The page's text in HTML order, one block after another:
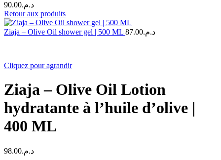
د.م.90.00
Retour aux produits
Ziaja – Olive Oil shower gel | 500 ML د.م.87.00
Cliquez pour agrandir
Ziaja – Olive Oil Lotion
hydratante à l’huile d’olive |
400 ML
د.م.98.00